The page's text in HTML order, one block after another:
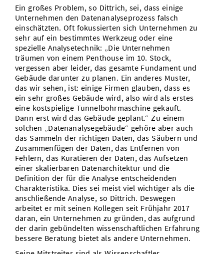
Ein großes Problem, so Dittrich, sei, dass einige
Unternehmen den Datenanalyseprozess falsch
einschätzten. Oft fokussierten sich Unternehmen zu
sehr auf ein bestimmtes Werkzeug oder eine
spezielle Analysetechnik: „Die Unternehmen
träumen von einem Penthouse im 10. Stock,
vergessen aber leider, das gesamte Fundament und
Gebäude darunter zu planen. Ein anderes Muster,
das wir sehen, ist: einige Firmen glauben, dass es
ein sehr großes Gebäude wird, also wird als erstes
eine kostspielige Tunnelbohrmaschine gekauft.
Dann erst wird das Gebäude geplant.“ Zu einem
solchen „Datenanalysegebäude“ gehöre aber auch
das Sammeln der richtigen Daten, das Säubern und
Zusammenfügen der Daten, das Entfernen von
Fehlern, das Kuratieren der Daten, das Aufsetzen
einer skalierbaren Datenarchitektur und die
Definition der für die Analyse entscheidenden
Charakteristika. Dies sei meist viel wichtiger als die
anschließende Analyse, so Dittrich. Deswegen
arbeitet er mit seinen Kollegen seit Frühjahr 2017
daran, ein Unternehmen zu gründen, das aufgrund
der darin gebündelten wissenschaftlichen Erfahrung
bessere Beratung bietet als andere Unternehmen.